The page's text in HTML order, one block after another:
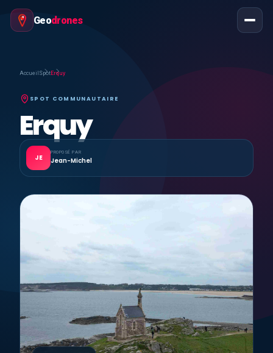
Geodrones
Accueil SpotErquy
SPOT COMMUNAUTAIRE
Erquy
JE
PROPOSÉ PAR
Jean-Michel